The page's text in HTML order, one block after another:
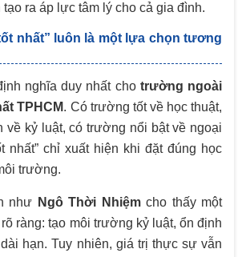
tạo ra áp lực tâm lý cho cả gia đình.
nhất” luôn là một lựa chọn tương
nghĩa duy nhất cho trường ngoài
TPHCM. Có trường tốt về học thuật,
về kỷ luật, có trường nổi bật về ngoại
nhất” chỉ xuất hiện khi đặt đúng học
trường.
như Ngô Thời Nhiệmcho thấy một
ràng: tạo môi trường kỷ luật, ổn định
hạn. Tuy nhiên, giá trị thực sự vẫn